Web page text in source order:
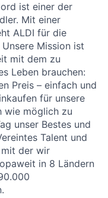
ist einer der
Mit einer
ALDI für die
Mission ist
mit dem zu
Leben brauchen:
Preis – einfach und
für unsere
wie möglich zu
unser Bestes und
Talent und
mit der wir
in 8 Ländern